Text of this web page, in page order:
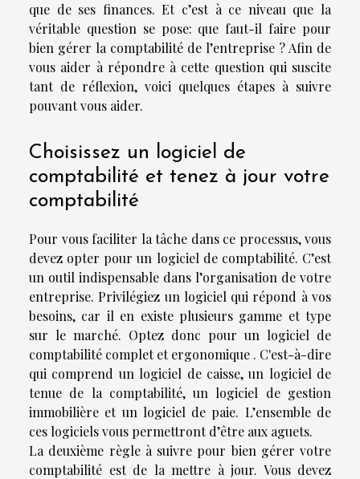
que de ses finances. Et c’est à ce niveau que la
véritable question se pose: que faut-il faire pour
bien gérer la comptabilité de l’entreprise ? Afin de
vous aider à répondre à cette question qui suscite
tant de réflexion, voici quelques étapes à suivre
pouvant vous aider.
Choisissez un logiciel de
comptabilité et tenez à jour votre
comptabilité
Pour vous faciliter la tâche dans ce processus, vous
devez opter pour un logiciel de comptabilité. C’est
un outil indispensable dans l’organisation de votre
entreprise. Privilégiez un logiciel qui répond à vos
besoins, car il en existe plusieurs gamme et type
sur le marché. Optez donc pour un logiciel de
comptabilité complet et ergonomique . C'est-à-dire
qui comprend un logiciel de caisse, un logiciel de
tenue de la comptabilité, un logiciel de gestion
immobilière et un logiciel de paie. L’ensemble de
ces logiciels vous permettront d’être aux aguets.
La deuxième règle à suivre pour bien gérer votre
comptabilité est de la mettre à jour. Vous devez